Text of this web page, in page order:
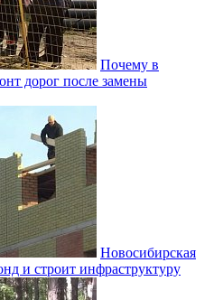
Почему в
дорог после замены
Новосибирская
и строит инфраструктуру